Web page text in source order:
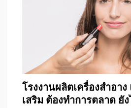
โรงงานผลิตเครื่องสำอา
เสริม ต้องทำการตลาด ยัง